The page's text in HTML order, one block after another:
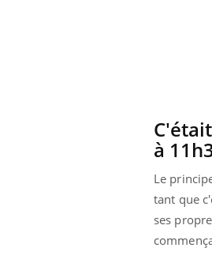
à
Le
tant que
ses